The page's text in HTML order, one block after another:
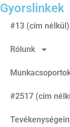
Gyorslinkek
#13 (cím nélkül)
Rólunk
#2517 (cím